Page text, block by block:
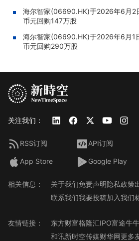
海尔智家(06690.HK)于2026年6月2
币元回购147万股
海尔智家(06690.HK)于2026年6月1
币元回购290万股
关注我们：
RSS订阅 API订阅
App Store Google Play
相关信息： 关于我们免责声明隐私政策
联系我们我要投稿加入我们
友情链接： 东方财富格隆汇IPO富途牛牛
和讯新时空传媒财华网更多